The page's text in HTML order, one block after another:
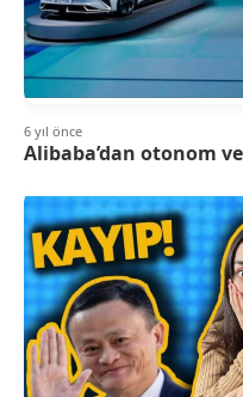
6 yıl önce
Alibaba’dan otonom